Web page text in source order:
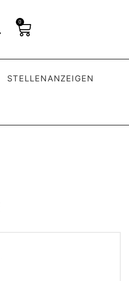
0
STELLENANZEIGEN